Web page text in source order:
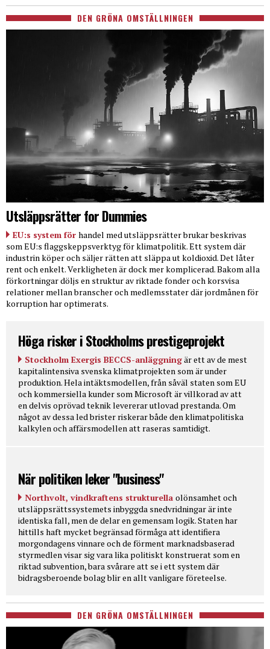
DEN GRÖNA OMSTÄLLNINGEN
Utsläppsrätter for Dummies
EU:s system för handel med utsläppsrätter brukar beskrivas
som EU:s flaggskeppsverktyg för klimatpolitik. Ett system där
industrin köper och säljer rätten att släppa ut koldioxid. Det låter
rent och enkelt. Verkligheten är dock mer komplicerad. Bakom alla
förkortningar döljs en struktur av riktade fonder och korsvisa
relationer mellan branscher och medlemsstater där jordmånen för
korruption har optimerats.
Höga risker i Stockholms prestigeprojekt
Stockholm Exergis BECCS-anläggningär ett av de mest
kapitalintensiva svenska klimatprojekten som är under
produktion. Hela intäktsmodellen, från såväl staten som EU
och kommersiella kunder som Microsoft är villkorad av att
en delvis oprövad teknik levererar utlovad prestanda. Om
något av dessa led brister riskerar både den klimatpolitiska
kalkylen och affärsmodellen att raseras samtidigt.
När politiken leker "business"
Northvolt, vindkraftens strukturella olönsamhet och
utsläppsrättssystemets inbyggda snedvridningar är inte
identiska fall, men de delar en gemensam logik. Staten har
hittills haft mycket begränsad förmåga att identifiera
morgondagens vinnare och de förment marknadsbaserad
styrmedlen visar sig vara lika politiskt konstruerat som en
riktad subvention, bara svårare att se i ett system där
bidragsberoende bolag blir en allt vanligare företeelse.
DEN GRÖNA OMSTÄLLNINGEN